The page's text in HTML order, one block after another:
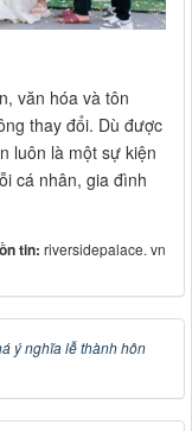
văn hóa và tôn
thay đổi. Dù được
luôn là một sự kiện
cá nhân, gia đình
tin: riversidepalace. vn
ý nghĩa lễ thành hôn